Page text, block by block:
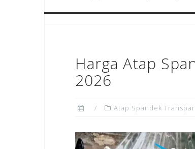
Harga Atap
2026
Atap Spandek